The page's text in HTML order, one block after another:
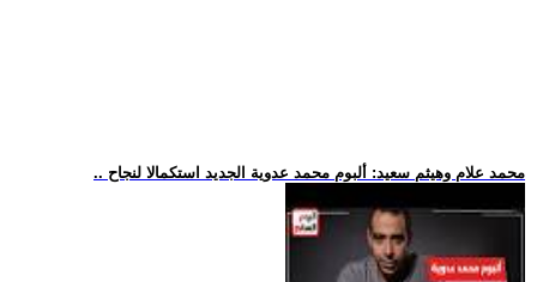
.. محمد علام وهيثم سعيد: ألبوم محمد عدوية الجديد استكمالا لنجاح